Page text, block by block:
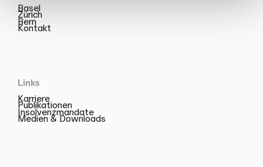
Basel
Zürich
Bern
Kontakt
Links
Karriere
Publikationen
Insolvenzmandate
Medien & Downloads